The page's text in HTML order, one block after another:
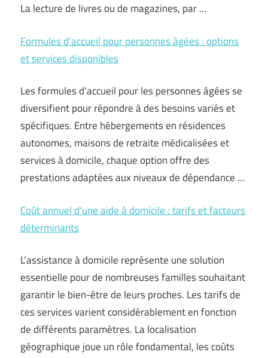
La lecture de livres ou de magazines, par …
Formules d’accueil pour personnes âgées : options
et services disponibles
Les formules d’accueil pour les personnes âgées se
diversifient pour répondre à des besoins variés et
spécifiques. Entre hébergements en résidences
autonomes, maisons de retraite médicalisées et
services à domicile, chaque option offre des
prestations adaptées aux niveaux de dépendance …
Coût annuel d’une aide à domicile : tarifs et facteurs
déterminants
L’assistance à domicile représente une solution
essentielle pour de nombreuses familles souhaitant
garantir le bien-être de leurs proches. Les tarifs de
ces services varient considérablement en fonction
de différents paramètres. La localisation
géographique joue un rôle fondamental, les coûts